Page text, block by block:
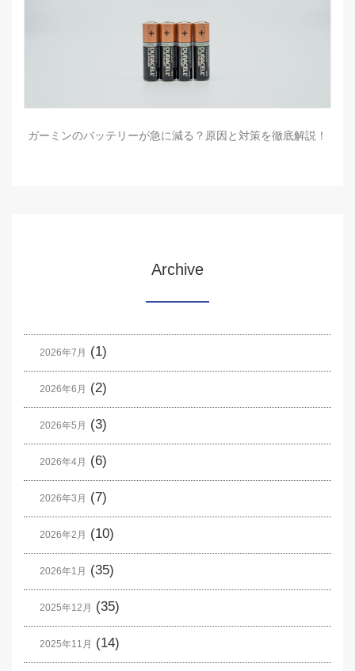
ガーミンのバッテリーが急に減る？原因と対策を徹底解説！
Archive
2026年7月 (1)
2026年6月 (2)
2026年5月 (3)
2026年4月 (6)
2026年3月 (7)
2026年2月 (10)
2026年1月 (35)
2025年12月 (35)
2025年11月 (14)